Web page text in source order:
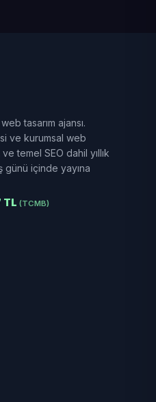
tasarım ajansı.
ve kurumsal web
ve temel SEO dahil yıllık
günü içinde yayına
TL (TCMB)